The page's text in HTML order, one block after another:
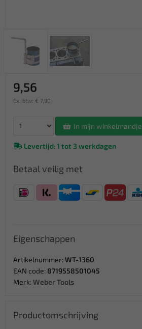
9,56
Ex. btw: € 7,90
In mijn winkelmandje
Levertijd: 1 tot 3 werkdagen
Betaal veilig met
Eigenschappen
Artikelnummer: WT-1360
EAN code: 8719558501045
Merk: Weber Tools
Productomschrijving